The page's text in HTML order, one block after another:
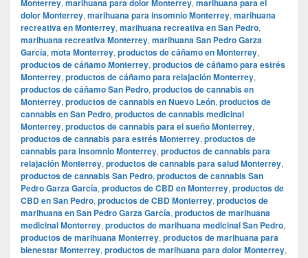
Monterrey marihuana para dolor Monterrey marihuana para el
dolor Monterrey, marihuana para insomnio Monterrey, marihuana
recreativa en Monterrey, marihuana recreativa en San Pedro,
marihuana recreativa Monterrey, marihuana San Pedro Garza
García, mota Monterrey, productos de cáñamo en Monterrey,
productos de cáñamo Monterrey, productos de cáñamo para estrés
Monterrey, productos de cáñamo para relajación Monterrey,
productos de cáñamo San Pedro, productos de cannabis en
Monterrey, productos de cannabis en Nuevo León, productos de
cannabis en San Pedro, productos de cannabis medicinal
Monterrey, productos de cannabis para el sueño Monterrey,
productos de cannabis para estrés Monterrey, productos de
cannabis para insomnio Monterrey, productos de cannabis para
relajación Monterrey, productos de cannabis para salud Monterrey,
productos de cannabis San Pedro, productos de cannabis San
Pedro Garza García, productos de CBD en Monterrey, productos de
CBD en San Pedro, productos de CBD Monterrey, productos de
marihuana en San Pedro Garza García, productos de marihuana
medicinal Monterrey, productos de marihuana medicinal San Pedro,
productos de marihuana Monterrey, productos de marihuana para
bienestar Monterrey, productos de marihuana para dolor Monterrey,